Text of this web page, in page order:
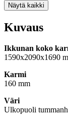
Näytä kaikki
Kuvaus
Ikkunan koko
1590x2090x1690
Karmi
160 mm
Väri
Ulkopuoli